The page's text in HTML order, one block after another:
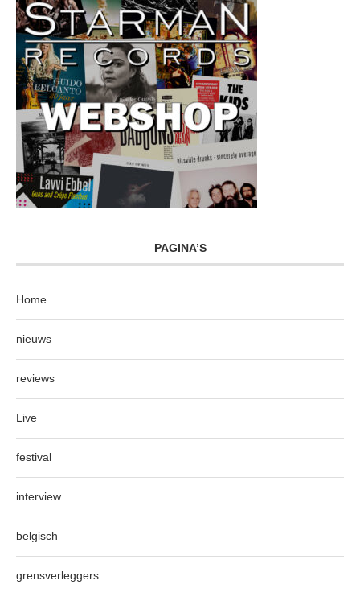
PAGINA’S
Home
nieuws
reviews
Live
festival
interview
belgisch
grensverleggers